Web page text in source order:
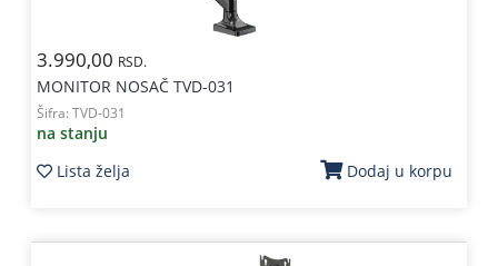
3.990,00 RSD.
MONITOR NOSAČ TVD-031
Šifra: TVD-031
na stanju
Lista želja
Dodaj u korpu